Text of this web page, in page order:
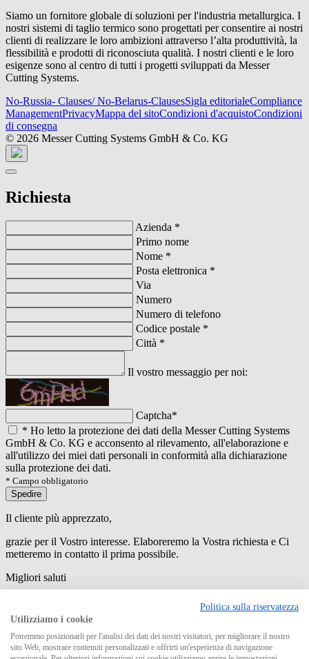
Siamo un fornitore globale di soluzioni per l'industria metallurgica. I
nostri sistemi di taglio termico sono progettati per consentire ai nostri
clienti di realizzare le loro ambizioni attraverso l’alta produttività, la
flessibilità e prodotti di riconosciuta qualità. I nostri clienti e le loro
esigenze sono al centro di tutti i progetti sviluppati da Messer
Cutting Systems.
No-Russia- Clauses/ No-Belarus-ClausesSigla editorialeCompliance
ManagementPrivacyMappa del sitoCondizioni d'acquistoCondizioni
di consegna
© 2026 Messer Cutting Systems GmbH & Co. KG
Richiesta
Azienda *
Primo nome
Nome *
Posta elettronica *
Via
Numero
Numero di telefono
Codice postale *
Città *
Il vostro messaggio per noi:
Captcha*
* Ho letto la protezione dei dati della Messer Cutting Systems
GmbH & Co. KG e acconsento al rilevamento, all'elaborazione e
all'utilizzo dei miei dati personali in conformità alla dichiarazione
sulla protezione dei dati.
* Campo obbligatorio
Spedire
Il cliente più apprezzato,
grazie per il Vostro interesse. Elaboreremo la Vostra richiesta e Ci
metteremo in contatto il prima possibile.
Migliori saluti
An error has occured while submitting the form. Please try again
later.
Politica sulla riservatezza
Utilizziamo i cookie
Potremmo posizionarli per l'analisi dei dati dei nostri visitatori, per migliorare il nostro
sito Web, mostrare contenuti personalizzati e offrirti un'esperienza di navigazione